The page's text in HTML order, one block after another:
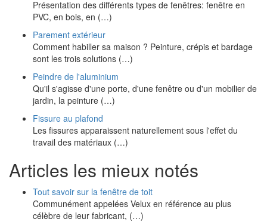
Présentation des différents types de fenêtres: fenêtre en
PVC, en bois, en (…)
Parement extérieur
Comment habiller sa maison ? Peinture, crépis et bardage
sont les trois solutions (…)
Peindre de l'aluminium
Qu'il s'agisse d'une porte, d'une fenêtre ou d'un mobilier de
jardin, la peinture (…)
Fissure au plafond
Les fissures apparaissent naturellement sous l'effet du
travail des matériaux (…)
Articles les mieux notés
Tout savoir sur la fenêtre de toit
Communément appelées Velux en référence au plus
célèbre de leur fabricant, (…)